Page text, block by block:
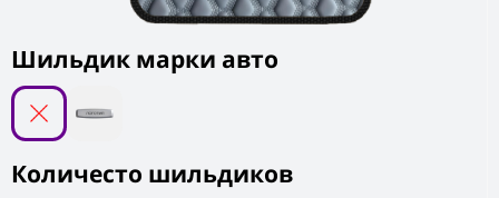
Шильдик марки авто
Количесто шильдиков